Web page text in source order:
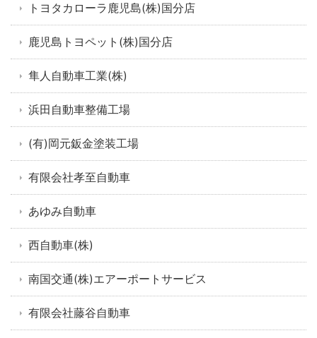
トヨタカローラ鹿児島(株)国分店
鹿児島トヨペット(株)国分店
隼人自動車工業(株)
浜田自動車整備工場
(有)岡元鈑金塗装工場
有限会社孝至自動車
あゆみ自動車
西自動車(株)
南国交通(株)エアーポートサービス
有限会社藤谷自動車